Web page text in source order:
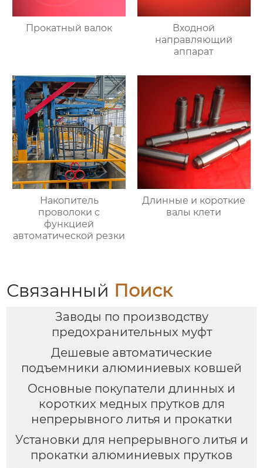
Прокатный валок
Входной
направляющий
аппарат
Накопитель
проволоки с
функцией
автоматической резки
Длинные и короткие
валы клети
Связанный Поиск
Заводы по производству
предохранительных муфт
Дешевые автоматические
подъемники алюминиевых ковшей
Основные покупатели длинных и
коротких медных прутков для
непрерывного литья и прокатки
Установки для непрерывного литья и
прокатки алюминиевых прутков